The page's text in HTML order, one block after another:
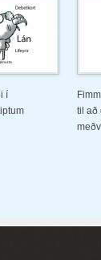
í
til að